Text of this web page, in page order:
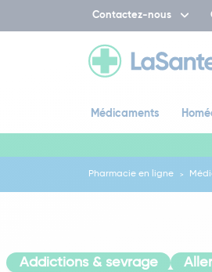
Contactez-nous
Médicaments
Pharmacie en ligne
Addictions & sevrage